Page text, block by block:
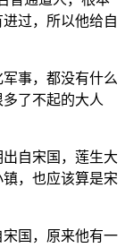
过，所以他给自
事，都没有什么
了不起的大人
自宋国，莲生大
，也应该算是宋
国，原来他有一